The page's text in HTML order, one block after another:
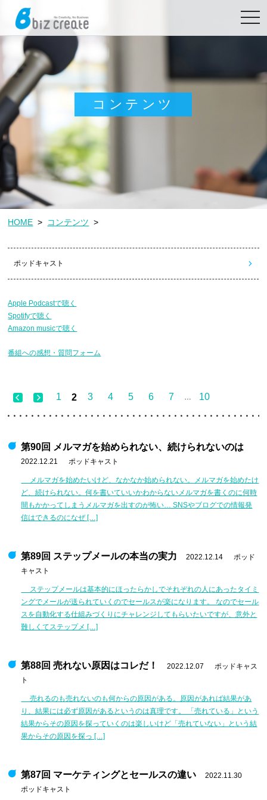
コンテンツ
HOME > コンテンツ >
ポッドキャスト
Apple Podcastで聴く
Spotifyで聴く
Amazon musicで聴く
番組への感想・質問フォーム
1 2 3 4 5 6 7 … 10
第90回 メルマガを始められない、続けられないのは
2022.12.21 ポッドキャスト
メルマガを始めたいけど、なかなか始められない。メルマガを始めたけ
ど、続けられない。何を書いていいかわからないメルマガを書くのに何時
間もかかってしまうメルマガを出すのが怖い… SNSやブログでの情報発
信はできるのになぜ […]
第89回 ステップメールの本当の実力 2022.12.14
ポッド
キャスト
ステップメールは基本的にほったらかしでそれぞれの人にあったタイミ
ングでメールが送られていくのでセールスが楽になります。 なのでセール
スを自動化する仕組みづくりにチャレンジしてもらいたいですが、意外と
難しくてステップメ […]
第88回 売れない原因はコレだ！ 2022.12.07
ポッドキャス
ト
売れるのも売れないのも何からの原因がある。原因があれば結果があ
り、結果には必ず原因があるというのは真理です。 「売れている」という
結果からその原因を探っていくのは楽しいけど「売れていない」という結
果からその原因を探っ […]
第87回 マーケティングとセールスの違い
2022.11.30
ポッドキャスト